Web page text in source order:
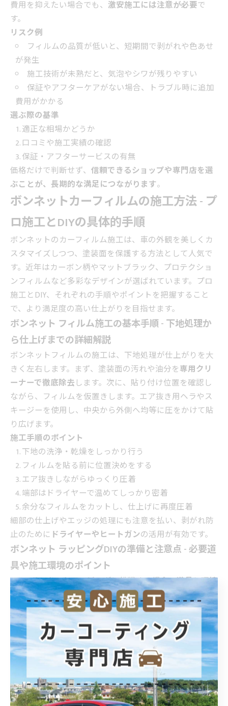
費用を抑えたい場合でも、 激安施工には注意が必要で
す。
リスク例
フィルムの品質が低いと、短期間で剥がれや色あせ
が発生
施工技術が未熟だと、気泡やシワが残りやすい
保証やアフターケアがない場合、トラブル時に追加
費用がかかる
選ぶ際の基準
適正な相場かどうか
口コミや施工実績の確認
保証・アフターサービスの有無
価格だけで判断せず、 信頼できるショップや専門店を選
ぶことが、長期的な満足につながります。
ボンネットカーフィルムの施工方法 - プ
ロ施工とDIYの具体的手順
ボンネットのカーフィルム施工は、車の外観を美しくカ
スタマイズしつつ、塗装面を保護する方法として人気で
す。近年はカーボン柄やマットブラック、プロテクショ
ンフィルムなど多彩なデザインが選ばれています。プロ
施工とDIY、それぞれの手順やポイントを把握すること
で、より満足度の高い仕上がりを目指せます。
ボンネット フィルム施工の基本手順 - 下地処理か
ら仕上げまでの詳細解説
ボンネットフィルムの施工は、下地処理が仕上がりを大
きく左右します。まず、塗装面の汚れや油分を専用クリ
ーナーで徹底除去します。次に、貼り付け位置を確認し
ながら、フィルムを仮置きします。エア抜き用ヘラやス
キージーを使用し、中央から外側へ均等に圧をかけて貼
り広げます。
施工手順のポイント
下地の洗浄・乾燥をしっかり行う
フィルムを貼る前に位置決めをする
エア抜きしながらゆっくり圧着
端部はドライヤーで温めてしっかり密着
余分なフィルムをカットし、仕上げに再度圧着
細部の仕上げやエッジの処理にも注意を払い、剥がれ防
止のために ドライヤーやヒートガンの活用が有効です。
ボンネット ラッピングDIYの準備と注意点 - 必要道
具や施工環境のポイント
DIYでボンネットラッピングに挑戦する場合、道具と環境
の準備が成功のカギです。必要な道具は以下の通りで
す。
ラッピングフィルム（カーボンシートやプロテクシ
ョンフィルムなど）
スキージー（エア抜き用ヘラ）
ドライヤーまたはヒートガン
マスキングテープ